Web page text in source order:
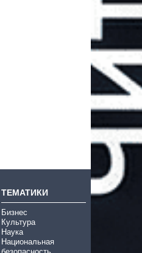
ТЕМАТИКИ
Бизнес
Культура
Наука
Национальная